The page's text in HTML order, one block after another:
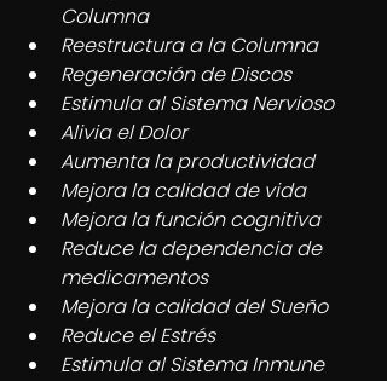
Columna
Reestructura a la Columna
Regeneración de Discos
Estimula al Sistema Nervioso
Alivia el Dolor
Aumenta la productividad
Mejora la calidad de vida
Mejora la función cognitiva
Reduce la dependencia de
medicamentos
Mejora la calidad del Sueño
Reduce el Estrés
Estimula al Sistema Inmune